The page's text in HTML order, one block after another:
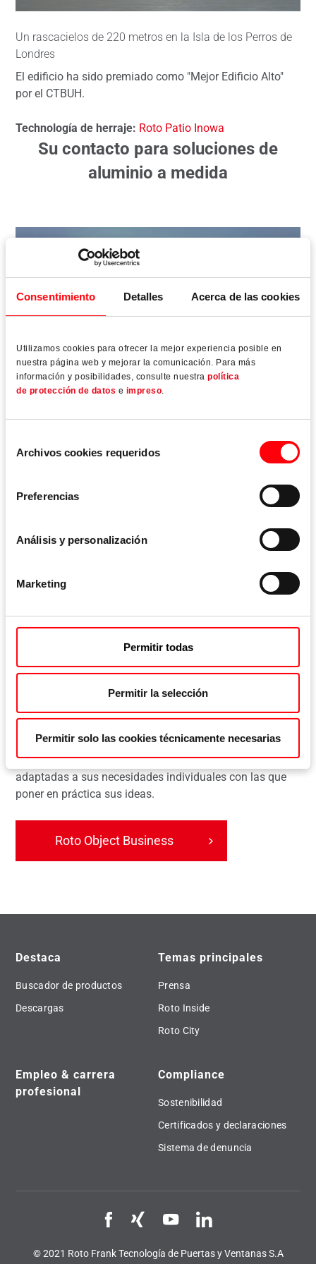
Consentimiento Detalles Acerca de las cookies
Utilizamos cookies para ofrecer la mejor experiencia posible en
nuestra página web y mejorar la comunicación. Para más
información y posibilidades, consulte nuestra política
de protección de datos e impreso.
deArchivos cookies requeridos
Preferencias
Análisis y personalización
Marketing
Permitir todas
Permitir la selección
Permitir solo las cookies técnicamente necesarias
Un rascacielos de 220 metros en la Isla de los Perros de
Londres
El edificio ha sido premiado como "Mejor Edificio Alto"
por el CTBUH.
Technología de herraje: Roto Patio Inowa
Su contacto para soluciones de
aluminio a medida
Roto Object Business
de aluminio a medida
La realización de proyectos exigentes desde el punto de
vista técnico y estético requiere soluciones innovadoras
ventanas y puertas de aluminio especialmente grandes y
energéticamente eficientes, para las que no caben los
económicamente viables y a medida.
Los expertos de Roto Object Business son sus socios de
ventanas y puertas específicas de cada proyecto. Le
ofrecemos soluciones de herrajes personalizadas y
adaptadas a sus necesidades individuales con las que
poner en práctica sus ideas.
Roto Object Business
Destaca
Buscador de productos
Descargas
Temas principales
Prensa
Roto Inside
Roto City
Empleo & carrera
profesional
Compliance
Sostenibilidad
Certificados y declaraciones
Sistema de denuncia
© 2021 Roto Frank Tecnología de Puertas y Ventanas S.A